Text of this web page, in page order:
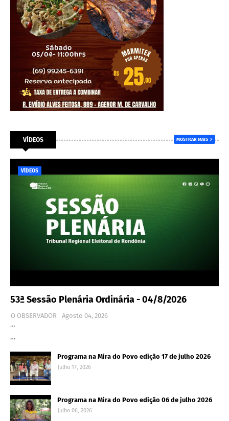
VÍDEOS MOSTRAR MAIS
VÍDEOS
53ª Sessão Plenária Ordinária - 04/8/2026
O OBSERVADOR
Agosto 04, 2026
…
…
Programa na Mira do Povo edição 17 de julho 2026
Julho 17, 2026
Programa na Mira do Povo edição 06 de julho 2026
Julho 06, 2026